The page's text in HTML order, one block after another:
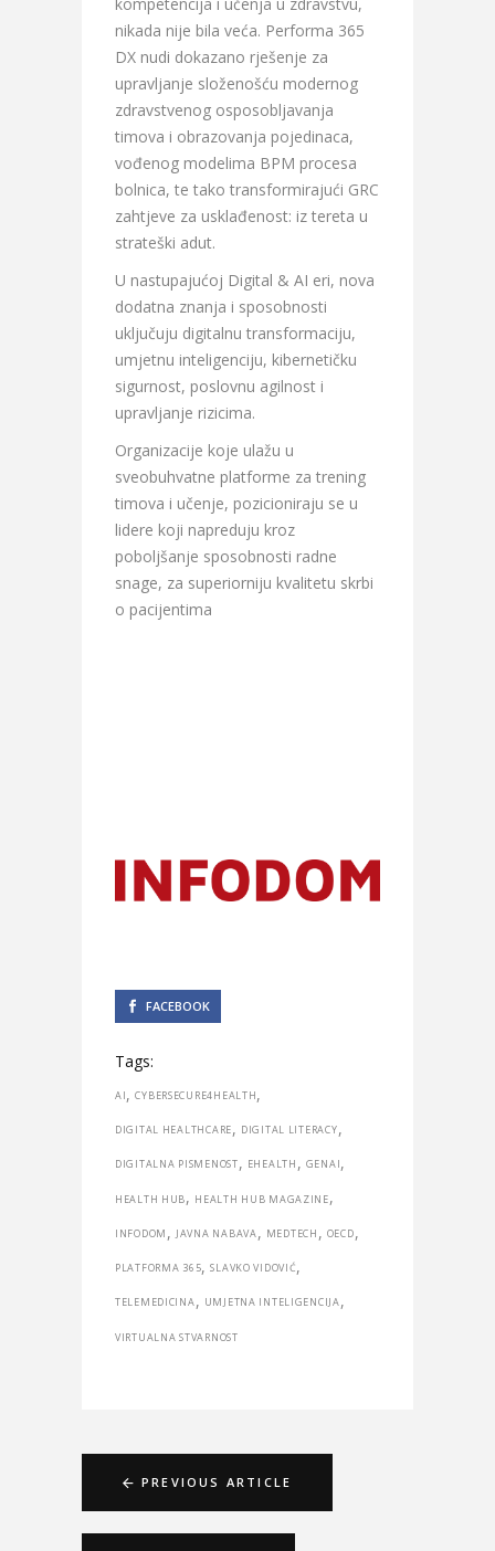
kompetencija i učenja u zdravstvu,
nikada nije bila veća. Performa 365
DX nudi dokazano rješenje za
upravljanje složenošću modernog
zdravstvenog osposobljavanja
timova i obrazovanja pojedinaca,
vođenog modelima BPM procesa
bolnica, te tako transformirajući GRC
zahtjeve za usklađenost: iz tereta u
strateški adut.
U nastupajućoj Digital & AI eri, nova
dodatna znanja i sposobnosti
uključuju digitalnu transformaciju,
umjetnu inteligenciju, kibernetičku
sigurnost, poslovnu agilnost i
upravljanje rizicima.
Organizacije koje ulažu u
sveobuhvatne platforme za trening
timova i učenje, pozicioniraju se u
lidere koji napreduju kroz
poboljšanje sposobnosti radne
snage, za superiorniju kvalitetu skrbi
o pacijentima
FACEBOOK
Tags:
AI,CYBERSECURE4HEALTH,
DIGITAL HEALTHCARE, DIGITAL LITERACY,
DIGITALNA PISMENOST, EHEALTH , GENAI,
HEALTH HUB, HEALTH HUB MAGAZINE,
INFODOM , JAVNA NABAVA, MEDTECH , OECD,
PLATFORMA 365,SLAVKO VIDOVIĆ,
TELEMEDICINA, UMJETNA INTELIGENCIJA,
VIRTUALNA STVARNOST
PREVIOUS ARTICLE